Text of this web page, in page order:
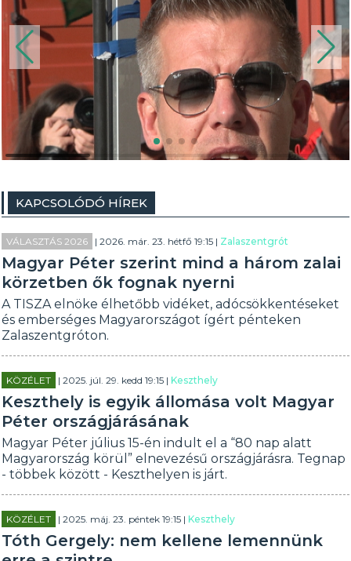
KAPCSOLÓDÓ HÍREK
VÁLASZTÁS 2026 | 2026. már. 23. hétfő 19:15 | Zalaszentgrót
Magyar Péter szerint mind a három zalai
körzetben ők fognak nyerni
A TISZA elnöke élhetőbb vidéket, adócsökkentéseket
és emberséges Magyarországot ígért pénteken
Zalaszentgróton.
KÖZÉLET | 2025. júl. 29. kedd 19:15 |Keszthely
Keszthely is egyik állomása volt Magyar
Péter országjárásának
Magyar Péter július 15-én indult el a “80 nap alatt
Magyarország körül” elnevezésű országjárásra. Tegnap
- többek között - Keszthelyen is járt.
KÖZÉLET | 2025. máj. 23. péntek 19:15 |Keszthely
Tóth Gergely: nem kellene lemennünk